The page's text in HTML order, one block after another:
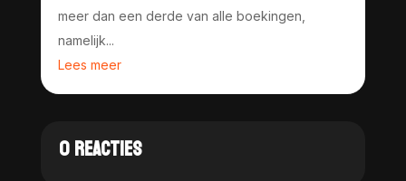
meer dan een derde van alle boekingen,
namelijk...
Lees meer
0 REACTIES